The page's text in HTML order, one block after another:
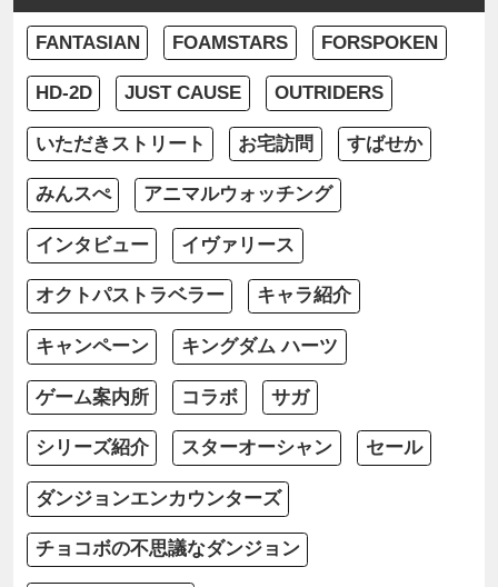
FANTASIAN FOAMSTARS FORSPOKEN
HD-2D JUST CAUSE OUTRIDERS
いただきストリート お宅訪問 すばせか
みんスぺ アニマルウォッチング
インタビュー イヴァリース
オクトパストラベラー キャラ紹介
キャンペーン キングダム ハーツ
ゲーム案内所 コラボ サガ
シリーズ紹介 スターオーシャン セール
ダンジョンエンカウンターズ
チョコボの不思議なダンジョン